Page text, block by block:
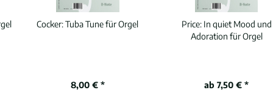
Cocker:Tuba Tune für Orgel
8,00 € *
Price: In quiet Mood und
Adoration für Orgel
ab 7,50 € *